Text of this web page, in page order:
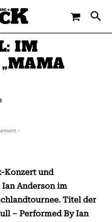
- 16. OKTOBER 2016
IM
M
-
Konzert und
Anderson im
Titel der
– Performed By Ian